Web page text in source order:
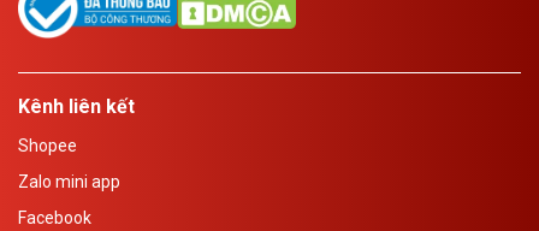
Kênh liên kết
Shopee
Zalo mini app
Facebook